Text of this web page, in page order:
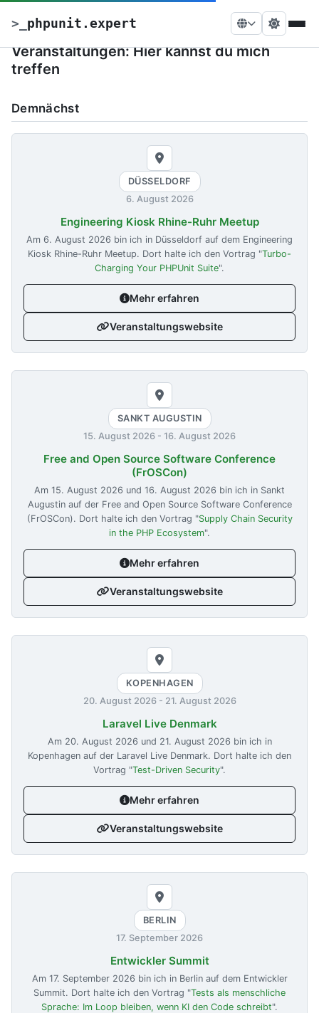
> phpunit.expert
Veranstaltungen: Hier kannst du mich
treffen
Demnächst
DÜSSELDORF
6. August 2026
Engineering Kiosk Rhine-Ruhr Meetup
Am 6. August 2026 bin ich in Düsseldorf auf dem Engineering
Kiosk Rhine-Ruhr Meetup. Dort halte ich den Vortrag "Turbo-
Charging Your PHPUnit Suite".
Mehr erfahren
Veranstaltungswebsite
SANKT AUGUSTIN
15. August 2026 - 16. August 2026
Free and Open Source Software Conference
(FrOSCon)
Am 15. August 2026 und 16. August 2026 bin ich in Sankt
Augustin auf der Free and Open Source Software Conference
(FrOSCon). Dort halte ich den Vortrag "Supply Chain Security
in the PHP Ecosystem".
Mehr erfahren
Veranstaltungswebsite
KOPENHAGEN
20. August 2026- 21. August 2026
Laravel Live Denmark
Am 20. August 2026 und 21. August 2026 bin ich in
Kopenhagen auf der Laravel Live Denmark. Dort halte ich den
Vortrag "Test-Driven Security".
Mehr erfahren
Veranstaltungswebsite
BERLIN
17. September 2026
Entwickler Summit
Am 17. September 2026 bin ich in Berlin auf dem Entwickler
Summit. Dort halte ich den Vortrag "Tests als menschliche
Sprache: Im Loop bleiben, wenn KI den Code schreibt".